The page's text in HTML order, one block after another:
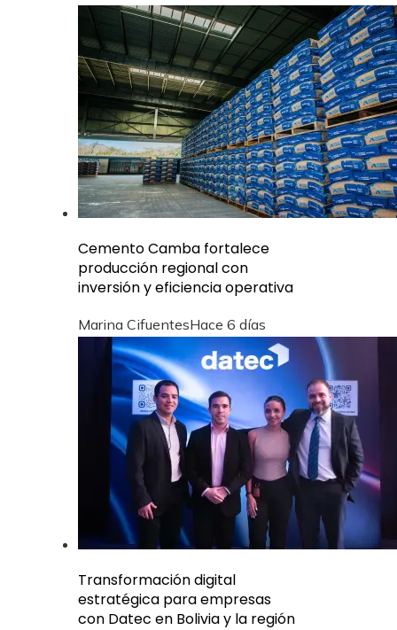
Cemento Camba fortalece
producción regional con
inversión y eficiencia operativa
Marina CifuentesHace 6 días
Transformación digital
estratégica para empresas
con Datec en Bolivia y la región